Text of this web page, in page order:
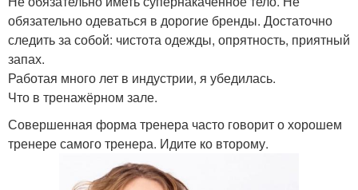
обязательно одеваться в дорогие бренды. Достаточно
следить за собой: чистота одежды, опрятность, приятный
запах.
Работая много лет в индустрии, я убедилась.
Что в тренажёрном зале.
Совершенная форма тренера часто говорит о хорошем
тренере самого тренера. Идите ко второму.